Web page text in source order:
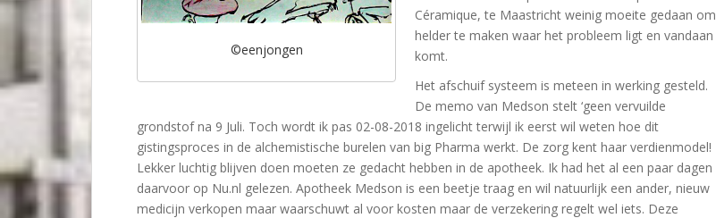
©eenjongen
Céramique, te Maastricht weinig moeite gedaan om
helder te maken waar het probleem ligt en vandaan
komt.
Het afschuif systeem is meteen in werking gesteld.
De memo van Medson stelt ‘geen vervuilde
grondstof na 9 Juli. Toch wordt ik pas 02-08-2018 ingelicht terwijl ik eerst wil weten hoe dit
gistingsproces in de alchemistische burelen van big Pharma werkt. De zorg kent haar verdienmodel!
Lekker luchtig blijven doen moeten ze gedacht hebben in de apotheek. Ik had het al een paar dagen
daarvoor op Nu.nl gelezen. Apotheek Medson is een beetje traag en wil natuurlijk een ander, nieuw
medicijn verkopen maar waarschuwt al voor kosten maar de verzekering regelt wel iets. Deze